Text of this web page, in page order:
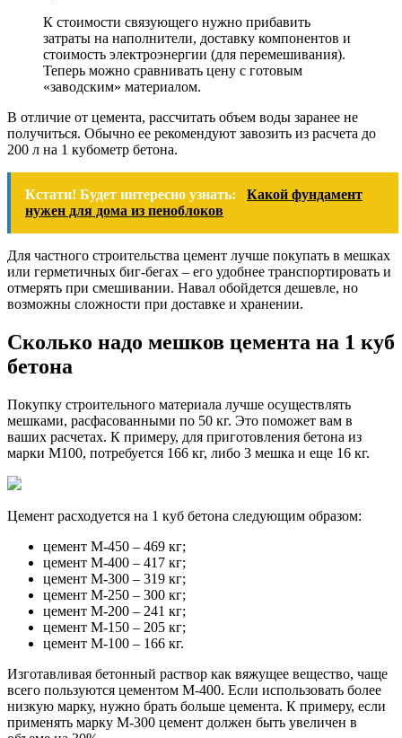
К стоимости связующего нужно прибавить
затраты на наполнители, доставку компонентов и
стоимость электроэнергии (для перемешивания).
Теперь можно сравнивать цену с готовым
«заводским» материалом.
В отличие от цемента, рассчитать объем воды заранее не
получиться. Обычно ее рекомендуют завозить из расчета до
200 л на 1 кубометр бетона.
Кстати! Будет интересно узнать:
Какой фундамент
нужен для дома из пеноблоков
Для частного строительства цемент лучше покупать в мешках
или герметичных биг-бегах – его удобнее транспортировать и
отмерять при смешивании. Навал обойдется дешевле, но
возможны сложности при доставке и хранении.
Сколько надо мешков цемента на 1 куб
бетона
Покупку строительного материала лучше осуществлять
мешками, расфасованными по 50 кг. Это поможет вам в
ваших расчетах. К примеру, для приготовления бетона из
марки М100, потребуется 166 кг, либо 3 мешка и еще 16 кг.
Цемент расходуется на 1 куб бетона следующим образом:
цемент М-450 – 469 кг;
цемент М-400 – 417 кг;
цемент М-300 – 319 кг;
цемент М-250 – 300 кг;
цемент М-200 – 241 кг;
цемент М-150 – 205 кг;
цемент М-100 – 166 кг.
Изготавливая бетонный раствор как вяжущее вещество, чаще
всего пользуются цементом M-400. Если использовать более
низкую марку, нужно брать больше цемента. К примеру, если
применять марку М-300 цемент должен быть увеличен в